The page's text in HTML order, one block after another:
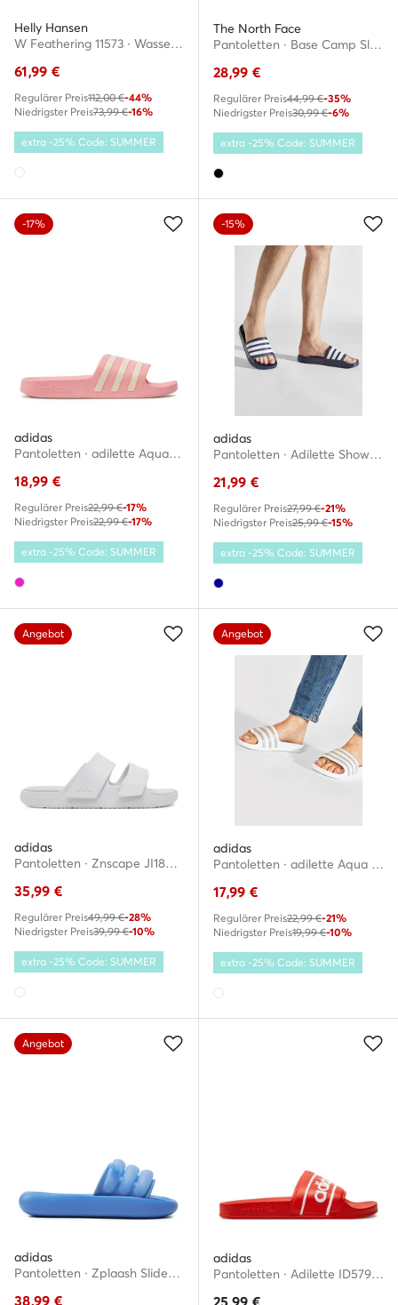
Helly Hansen
W Feathering 11573 · Wassersportschuhe
61,99 €
Regulärer Preis112,00 €-44%
Niedrigster Preis73,99 €-16%
extra -25% Code: SUMMER
The North Face
Pantoletten · Base Camp Slide III NF0A4T2SKY41-050 · Schwarz
28,99 €
Regulärer Preis44,99 €-35%
Niedrigster Preis30,99 €-6%
extra -25% Code: SUMMER
-17%
adidas
Pantoletten · adilette Aqua GZ5877 · Rosa
18,99 €
Regulärer Preis22,99 €-17%
Niedrigster Preis22,99 €-17%
extra -25% Code: SUMMER
-15%
adidas
Pantoletten · Adilette Shower GZ5920 · Dunkelblau
21,99 €
Regulärer Preis27,99 €-21%
Niedrigster Preis25,99 €-15%
extra -25% Code: SUMMER
Angebot
adidas
Pantoletten · Znscape JI1856 · Weiß
35,99 €
Regulärer Preis49,99 €-28%
Niedrigster Preis39,99 €-10%
extra -25% Code: SUMMER
Angebot
adidas
Pantoletten · adilette Aqua EF1730 · Weiß
17,99 €
Regulärer Preis22,99 €-21%
Niedrigster Preis19,99 €-10%
extra -25% Code: SUMMER
Angebot
adidas
Pantoletten · Zplaash Slides IF8663 · Blau
38,99 €
adidas
Pantoletten · Adilette ID5796 · Rot
25,99 €